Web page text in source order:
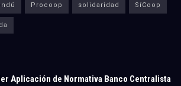
Procoop solidaridad SíCoop
Aplicación de Normativa Banco Centralista